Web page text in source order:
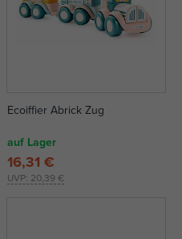
Ecoiffier Abrick Zug
auf Lager
UVP: 20,39 €
16,31 €